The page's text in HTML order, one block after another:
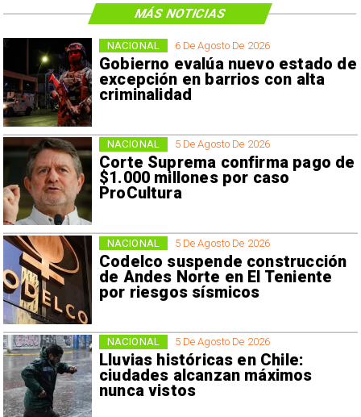
6 De Agosto De 2026
Gobierno evalúa nuevo estado de
excepción en barrios con alta
criminalidad
NACIONAL
5 De Agosto De 2026
Corte Suprema confirma pago de
$1.000 millones por caso
ProCultura
NACIONAL
5 De Agosto De 2026
Codelco suspende construcción
de Andes Norte en El Teniente
por riesgos sísmicos
NACIONAL
5 De Agosto De 2026
Lluvias históricas en Chile:
ciudades alcanzan máximos
nunca vistos
NACIONAL
MÁS NOTICIAS